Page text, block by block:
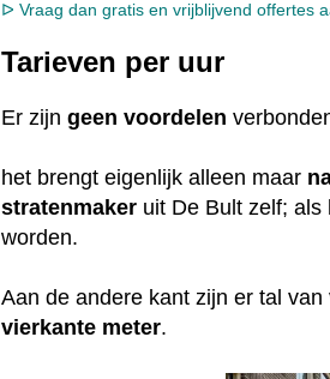
ᐅ Vraag dan gratis en vrijblijvend offertes
Tarieven per uur
Er zijngeen voordelen
het brengt eigenlijk alleen maar
stratenmaker uit De Bult zelf;
worden.
Aan de andere kant zijn er tal van
vierkante meter.